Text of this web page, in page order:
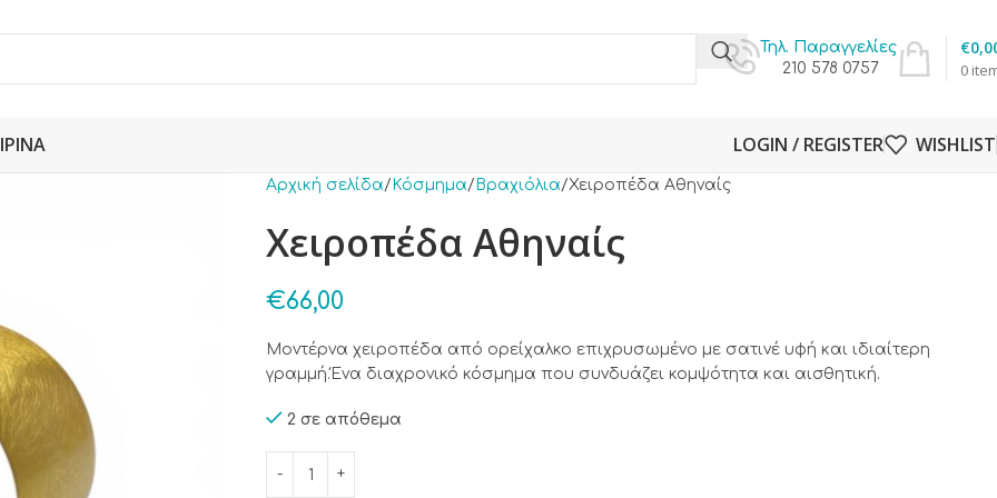
Τηλ. Παραγγελίες
210 578 0757
0
€
LOGIN / REGISTER WISHLIST
Αρχική σελίδα Κόσμημα Βραχιόλια Χειροπέδα Αθηναίς
Χειροπέδα Αθηναίς
€66,00
Μοντέρνα χειροπέδα από ορείχαλκο επιχρυσωμένο με σατινέ υφή και ιδιαίτερη
γραμμή.Ένα διαχρονικό κόσμημα που συνδυάζει κομψότητα και αισθητική.
2 σε απόθεμα